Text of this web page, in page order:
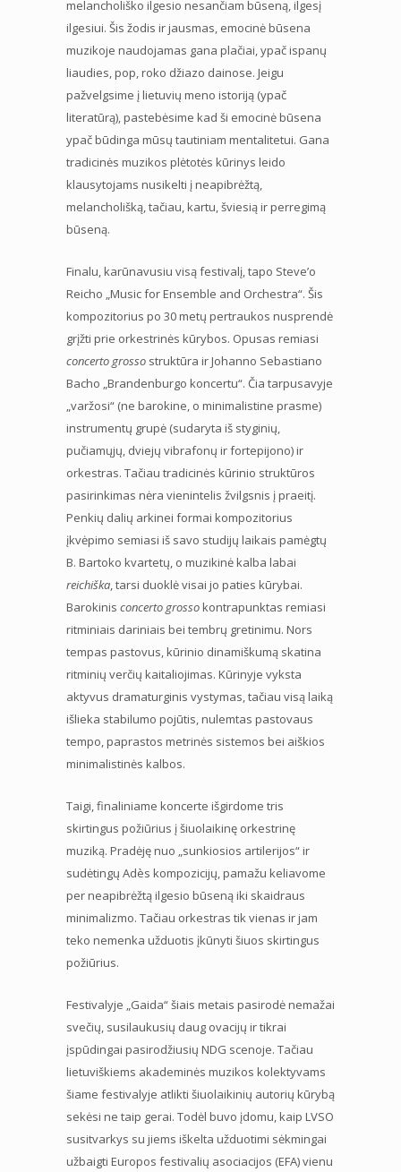
melancholiško ilgesio nesančiam būseną, ilgesį
ilgesiui. Šis žodis ir jausmas, emocinė būsena
muzikoje naudojamas gana plačiai, ypač ispanų
liaudies, pop, roko džiazo dainose. Jeigu
pažvelgsime į lietuvių meno istoriją (ypač
literatūrą), pastebėsime kad ši emocinė būsena
ypač būdinga mūsų tautiniam mentalitetui. Gana
tradicinės muzikos plėtotės kūrinys leido
klausytojams nusikelti į neapibrėžtą,
melancholišką, tačiau, kartu, šviesią ir perregimą
būseną.
Finalu, karūnavusiu visą festivalį, tapo Steve’o
Reicho „Music for Ensemble and Orchestra“. Šis
kompozitorius po 30 metų pertraukos nusprendė
grįžti prie orkestrinės kūrybos. Opusas remiasi
concerto grosso struktūra ir Johanno Sebastiano
Bacho „Brandenburgo koncertu“. Čia tarpusavyje
„varžosi“ (ne barokine, o minimalistine prasme)
instrumentų grupė (sudaryta iš styginių,
pučiamųjų, dviejų vibrafonų ir fortepijono) ir
orkestras. Tačiau tradicinės kūrinio struktūros
pasirinkimas nėra vienintelis žvilgsnis į praeitį.
Penkių dalių arkinei formai kompozitorius
įkvėpimo semiasi iš savo studijų laikais pamėgtų
B. Bartoko kvartetų, o muzikinė kalba labai
reichiška , tarsi duoklė visai jo paties kūrybai.
Barokinis concerto grossokontrapunktas remiasi
ritminiais dariniais bei tembrų gretinimu. Nors
tempas pastovus, kūrinio dinamiškumą skatina
ritminių verčių kaitaliojimas. Kūrinyje vyksta
aktyvus dramaturginis vystymas, tačiau visą laiką
išlieka stabilumo pojūtis, nulemtas pastovaus
tempo, paprastos metrinės sistemos bei aiškios
minimalistinės kalbos.
Taigi, finaliniame koncerte išgirdome tris
skirtingus požiūrius į šiuolaikinę orkestrinę
muziką. Pradėję nuo „sunkiosios artilerijos“ ir
sudėtingų Adès kompozicijų, pamažu keliavome
per neapibrėžtą ilgesio būseną iki skaidraus
minimalizmo. Tačiau orkestras tik vienas ir jam
teko nemenka užduotis įkūnyti šiuos skirtingus
požiūrius.
Festivalyje „Gaida“ šiais metais pasirodė nemažai
svečių, susilaukusių daug ovacijų ir tikrai
įspūdingai pasirodžiusių NDG scenoje. Tačiau
lietuviškiems akademinės muzikos kolektyvams
šiame festivalyje atlikti šiuolaikinių autorių kūrybą
sekėsi ne taip gerai. Todėl buvo įdomu, kaip LVSO
susitvarkys su jiems iškelta užduotimi sėkmingai
užbaigti Europos festivalių asociacijos (EFA) vienu